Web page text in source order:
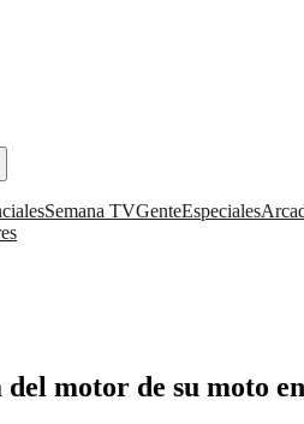
Semana TVGenteEspeciales
motor de su moto